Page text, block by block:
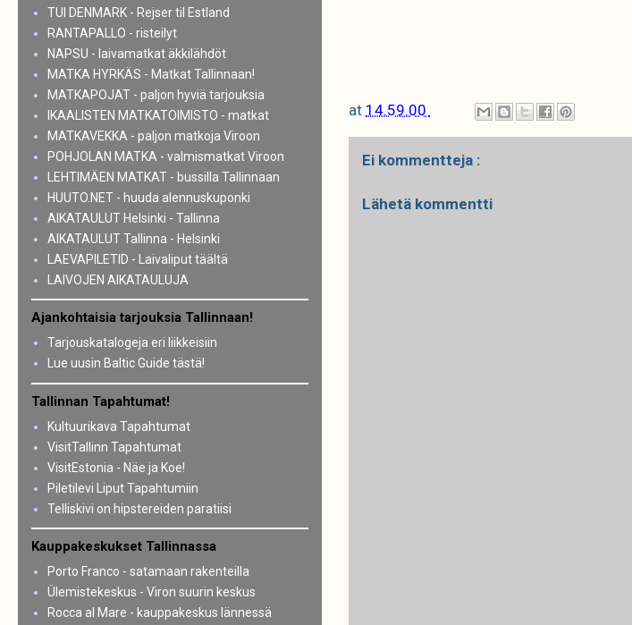
at 14.59.00
Ei kommentteja :
Lähetä kommentti
TUI DENMARK - Rejser til Estland
RANTAPALLO - risteilyt
NAPSU - laivamatkat äkkilähdöt
MATKA HYRKÄS - Matkat Tallinnaan!
MATKAPOJAT - paljon hyviä tarjouksia
IKAALISTEN MATKATOIMISTO - matkat
MATKAVEKKA - paljon matkoja Viroon
POHJOLAN MATKA - valmismatkat Viroon
LEHTIMÄEN MATKAT - bussilla Tallinnaan
HUUTO.NET - huuda alennuskuponki
AIKATAULUT Helsinki - Tallinna
AIKATAULUT Tallinna - Helsinki
LAEVAPILETID - Laivaliput täältä
LAIVOJEN AIKATAULUJA
Ajankohtaisia tarjouksia Tallinnaan!
Tarjouskatalogeja eri liikkeisiin
Lue uusin Baltic Guide tästä!
Tallinnan Tapahtumat!
Kultuurikava Tapahtumat
VisitTallinn Tapahtumat
VisitEstonia - Näe ja Koe!
Piletilevi Liput Tapahtumiin
Telliskivi on hipstereiden paratiisi
Kauppakeskukset Tallinnassa
Porto Franco - satamaan rakenteilla
Ülemistekeskus - Viron suurin keskus
Rocca al Mare - kauppakeskus lännessä